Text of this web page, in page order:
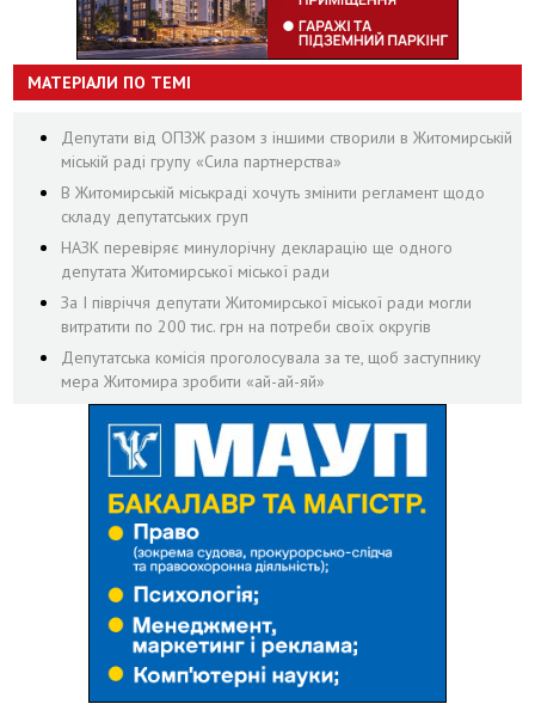
МАТЕРІАЛИ ПО ТЕМІ
Депутати від ОПЗЖ разом з іншими створили в Житомирській
міській раді групу «Сила партнерства»
В Житомирській міськраді хочуть змінити регламент щодо
складу депутатських груп
НАЗК перевіряє минулорічну декларацію ще одного
депутата Житомирської міської ради
За І півріччя депутати Житомирської міської ради могли
витратити по 200 тис. грн на потреби своїх округів
Депутатська комісія проголосувала за те, щоб заступнику
мера Житомира зробити «ай-ай-яй»